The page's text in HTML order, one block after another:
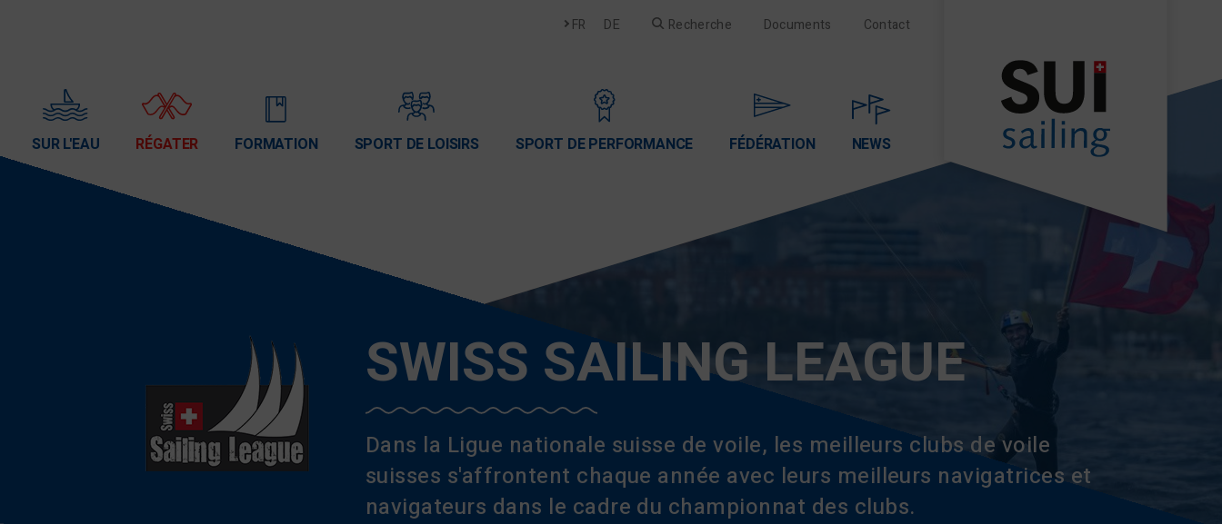
Français
FR Deutsch
DE Recherche Documents Contact
SUR L'EAU RÉGATER FORMATION SPORT DE LOISIRS SPORT DE PERFORMANCE FÉDÉRATION NEWS
SWISS SAILING LEAGUE
Dans la Ligue nationale suisse de voile, les meilleurs clubs de voile
suisses s'affrontent chaque année avec leurs meilleurs navigatrices et
navigateurs dans le cadre du championnat des clubs.